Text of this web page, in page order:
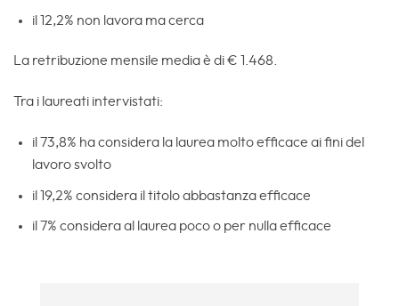
il 12,2% non lavora ma cerca
La retribuzione mensile media è di € 1.468.
Tra i laureati intervistati:
il 73,8% ha considera la laurea molto efficace ai fini del
lavoro svolto
il 19,2% considera il titolo abbastanza efficace
il 7% considera al laurea poco o per nulla efficace